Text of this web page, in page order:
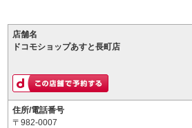
店舗名
ドコモショップあすと長町店
住所/電話番号
〒982-0007